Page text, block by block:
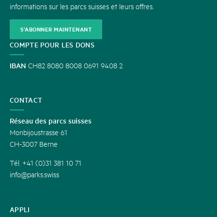
APPLI
informations sur les parcs suisses et leurs offres.
S'ABONNER MAINTENANT
COMPTE POUR LES DONS
IBAN CH82 8080 8008 0691 9408 2
CONTACT
Réseau des parcs suisses
Monbijoustrasse 61
CH-3007 Berne
Tél. +41 (0)31 381 10 71
info@parks.swiss